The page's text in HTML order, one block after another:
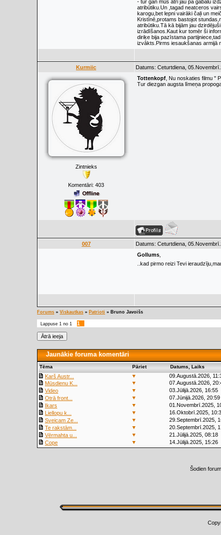
- tur gan mūs ātri jau pa gabalu
atribūtiku.Un ,tagad neatceros
karogu,bet lepni vairāki čaļi un
Kristīnē,protams bastojot
atribūtiku.Tā kā bijām jau
izrādīšanos.Kaut kur tomēr ši
diriķe bija pazīstama
izvākts.Pirms iesaukšanas armijā
Kurmiic Datums: Ceturtdiena,
Zintnieks
Komentāri: 403
Tottenkopf , Nu noskaties filmu "
Tur diezgan augsta līmeņa
007
Datums: Ceturtdiena,
Gollums
..kad pirmo reizi Tevi
Forums » Viskautkas » Patrioti » Bruno Javoišs
Lappuse 1 no 1 1
Jaunākie foruma komentāri
Tēma Pāriet Datums, Laiks
Karš Austr... ▼
09.Augustā.2026,
Mūsdienu K...
▼
07.Augustā.2026,
Video
▼
03.Jūlijā.2026, 16:55
Otrā front...
▼
07.Jūnijā.2026, 20:59
Ikars
▼
01.Novembrī.2025,
Liellopu k...
▼
16.Oktobrī.2025,
Sveicam Ze...
▼
29.Septembrī.2025,
Te rakstām...
▼
20.Septembrī.2025,
Vērmahta u...
▼
21.Jūlijā.2025, 08:18
Cope
▼ 14.Jūlijā.2025, 15:26
Šodien